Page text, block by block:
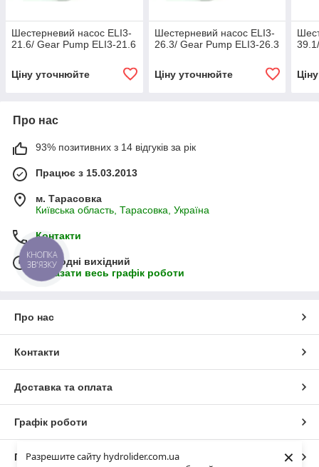
Разрешите сайту hydrolider.com.ua
×
Шестерневий насос ELI3-
21.6/ Gear Pump ELI3-21.6
Ціну уточнюйте
Шестерневий насос ELI3-
26.3/ Gear Pump ELI3-26.3
Ціну уточнюйте
Про нас
93% позитивних з 14 відгуків за рік
Працює з 15.03.2013
м. Тарасовка
Київська область, Тарасовка, Україна
Контакти
Сьогодні вихідний
Показати весь графік роботи
Про нас
Контакти
Доставка та оплата
Графік роботи
Повна версія сайту
КНОПКА
ЗВ'ЯЗКУ